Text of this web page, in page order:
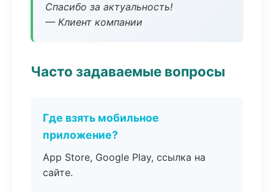
Спасибо за актуальность!
— Клиент компании
Часто задаваемые вопросы
Где взять мобильное
приложение?
App Store, Google Play, ссылка на
сайте.